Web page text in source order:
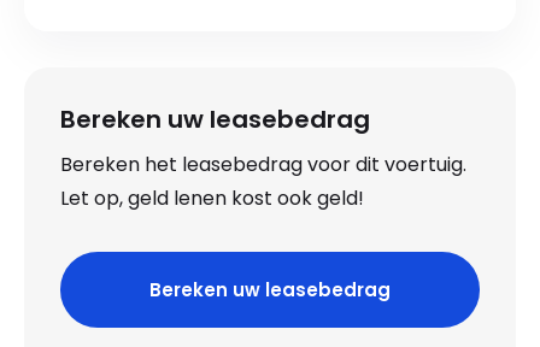
Bereken uw leasebedrag
Bereken het leasebedrag voor dit voertuig.
Let op, geld lenen kost ook geld!
Bereken uw leasebedrag